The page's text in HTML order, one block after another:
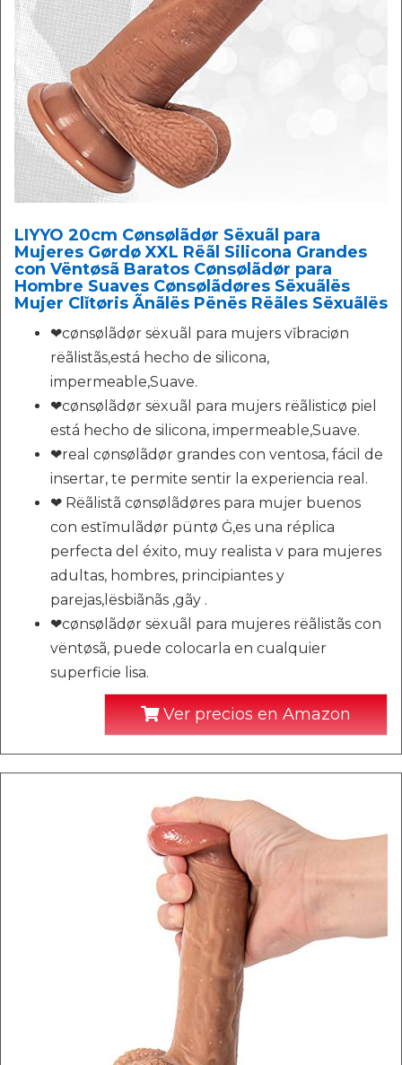
LIYYO 20cm Cønsølãdør Sëxuãl para
Mujeres Gørdø XXL Rëãl Silicona Grandes
con Vëntøsã Baratos Cønsølãdør para
Hombre Suaves Cønsølãdøres Sëxuãlës
Mujer Clǐtøris Ãnãlës Pënës Rëãles Sëxuãlës
❤cønsølãdør sëxuãl para mujers vǐbraciøn
rëãlistãs,está hecho de silicona,
impermeable,Suave.
❤cønsølãdør sëxuãl para mujers rëãlisticø piel
está hecho de silicona, impermeable,Suave.
❤real cønsølãdør grandes con ventosa, fácil de
insertar, te permite sentir la experiencia real.
❤ Rëãlistã cønsølãdøres para mujer buenos
con estǐmulãdør püntø Ġ,es una réplica
perfecta del éxito, muy realista v para mujeres
adultas, hombres, principiantes y
parejas,lësbiãnãs ,gãy .
❤cønsølãdør sëxuãl para mujeres rëãlistãs con
vëntøsã, puede colocarla en cualquier
superficie lisa.
Ver precios en Amazon